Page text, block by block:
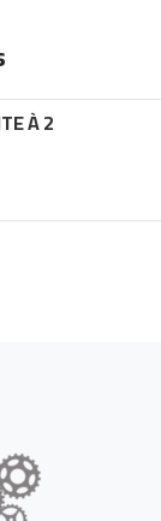
À 2